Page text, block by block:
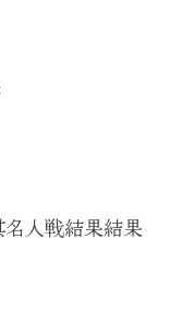
人戦結果結果